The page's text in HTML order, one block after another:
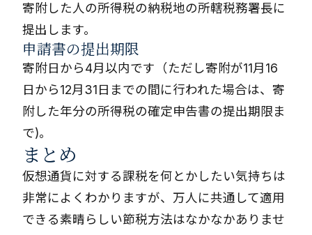
寄附した人の所得税の納税地の所轄税務署長に
提出します。
申請書の提出期限
寄附日から4月以内です（ただし寄附が11月16
日から12月31日までの間に行われた場合は、寄
附した年分の所得税の確定申告書の提出期限ま
で)。
まとめ
仮想通貨に対する課税を何とかしたい気持ちは
非常によくわかりますが、万人に共通して適用
できる素晴らしい節税方法はなかなかありませ